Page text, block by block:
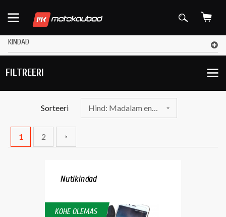
KINDAD
FILTREERI
Sorteeri Hind: Madalam enne
1 2
Nutikindad
KOHE OLEMAS